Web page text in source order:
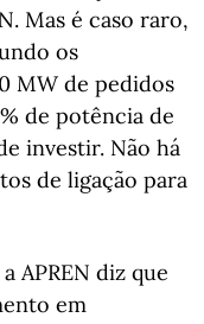
Mas é caso raro,
os
MW de pedidos
de potência de
investir. Não há
de ligação para
APREN diz que
em